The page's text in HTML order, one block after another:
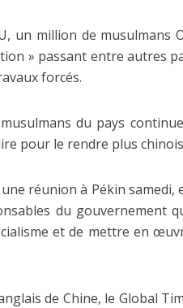
un million de
» passant entre autres
forcés.
du pays
pour le rendre plus
réunion à Pékin
du gouvernement
et de mettre en
de Chine, le Global